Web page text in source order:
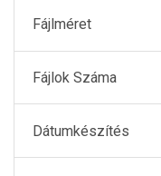
Fájlméret
Fájlok Száma
Dátumkészítés